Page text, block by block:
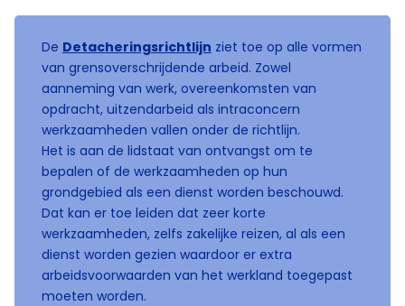
De Detacheringsrichtlijn ziet toe op alle vormen
van grensoverschrijdende arbeid. Zowel
aanneming van werk, overeenkomsten van
opdracht, uitzendarbeid als intraconcern
werkzaamheden vallen onder de richtlijn.
Het is aan de lidstaat van ontvangst om te
bepalen of de werkzaamheden op hun
grondgebied als een dienst worden beschouwd.
Dat kan er toe leiden dat zeer korte
werkzaamheden, zelfs zakelijke reizen, al als een
dienst worden gezien waardoor er extra
arbeidsvoorwaarden van het werkland toegepast
moeten worden.